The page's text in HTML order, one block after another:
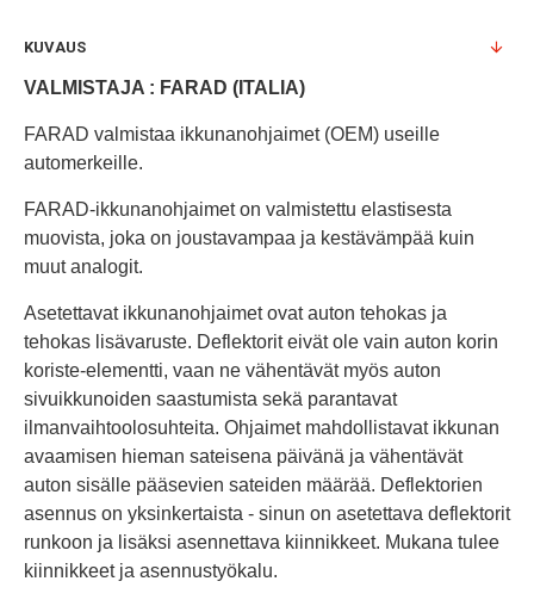
KUVAUS
VALMISTAJA : FARAD (ITALIA)
FARAD valmistaa ikkunanohjaimet (OEM) useille
automerkeille.
FARAD-ikkunanohjaimet on valmistettu elastisesta
muovista, joka on joustavampaa ja kestävämpää kuin
muut analogit.
Asetettavat ikkunanohjaimet ovat auton tehokas ja
tehokas lisävaruste. Deflektorit eivät ole vain auton korin
koriste-elementti, vaan ne vähentävät myös auton
sivuikkunoiden saastumista sekä parantavat
ilmanvaihtoolosuhteita. Ohjaimet mahdollistavat ikkunan
avaamisen hieman sateisena päivänä ja vähentävät
auton sisälle pääsevien sateiden määrää. Deflektorien
asennus on yksinkertaista - sinun on asetettava deflektorit
runkoon ja lisäksi asennettava kiinnikkeet. Mukana tulee
kiinnikkeet ja asennustyökalu.